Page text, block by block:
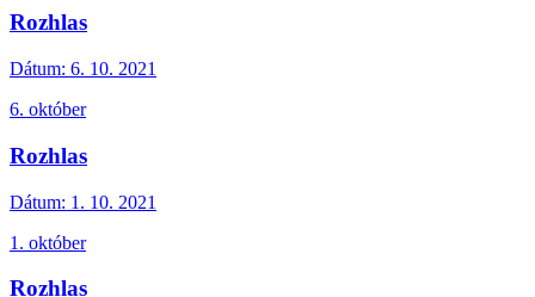
Rozhlas
Dátum: 6. 10. 2021
6. október
Rozhlas
Dátum: 1. 10. 2021
1. október
Rozhlas